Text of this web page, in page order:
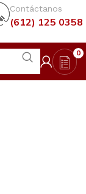
Contáctanos
(612) 125 0358
0